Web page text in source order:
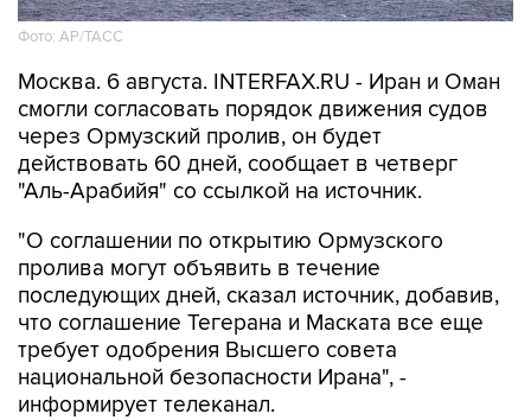
Фото: AP/ТАСС
Москва. 6 августа. INTERFAX.RU - Иран и Оман
смогли согласовать порядок движения судов
через Ормузский пролив, он будет
действовать 60 дней, сообщает в четверг
"Аль-Арабийя" со ссылкой на источник.
"О соглашении по открытию Ормузского
пролива могут объявить в течение
последующих дней, сказал источник, добавив,
что соглашение Тегерана и Маската все еще
требует одобрения Высшего совета
национальной безопасности Ирана", -
информирует телеканал.